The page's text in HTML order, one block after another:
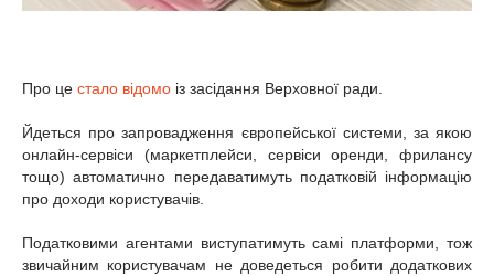
Про це стало відомо із засідання Верховної ради.
Йдеться про запровадження європейської системи, за якою
онлайн-сервіси (маркетплейси, сервіси оренди, фрилансу
тощо) автоматично передаватимуть податковій інформацію
про доходи користувачів.
Податковими агентами виступатимуть самі платформи, тож
звичайним користувачам не доведеться робити додаткових